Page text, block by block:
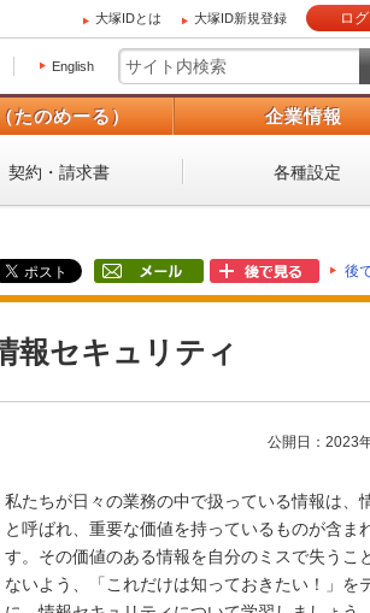
大塚IDとは 大塚ID新規登録 ロ
English
たのめーる） 企業情報
契約・請求書 各種設定
後
報セキュリティ
公開日：2023
私たちが日々の業務の中で扱っている情報は、
と呼ばれ、重要な価値を持っているものが含ま
す。その価値のある情報を自分のミスで失うこ
ないよう、「これだけは知っておきたい！」を